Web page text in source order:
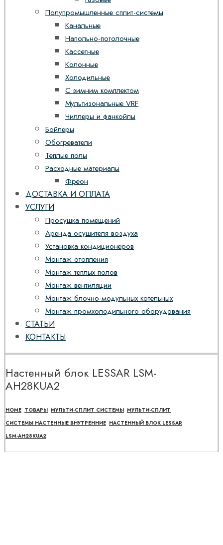
Полупромышленные сплит-системы
Канальные
Напольно-потолочные
Кассетные
Колонные
Холодильные
С зимним комплектом
Мультизональные VRF
Чиллеры и фанкойлы
Бойлеры
Обогреватели
Теплые полы
Расходные материалы
Фреон
ДОСТАВКА И ОПЛАТА
УСЛУГИ
Просушка помещений
Аренда осушителя воздуха
Установка кондиционеров
Монтаж отопления
Монтаж теплых полов
Монтаж вентиляции
Монтаж блочно-модульных котельных
Монтаж промхолодильного оборудования
СТАТЬИ
КОНТАКТЫ
Настенный блок LESSAR LSM-
AH28KUA2
HOME ТОВАРЫ МУЛЬТИ-СПЛИТ СИСТЕМЫ МУЛЬТИ-СПЛИТ
СИСТЕМЫ НАСТЕННЫЕ ВНУТРЕННИЕ НАСТЕННЫЙ БЛОК LESSAR
LSM-AH28KUA2